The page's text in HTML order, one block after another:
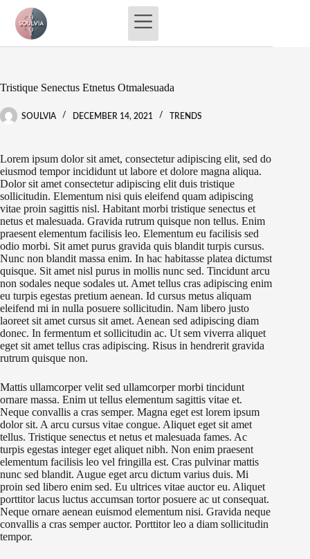
content
Tristique Senectus Etnetus Otmalesuada
SOULVIA DECEMBER 14, 2021 TRENDS
Lorem ipsum dolor sit amet, consectetur adipiscing elit, sed do
eiusmod tempor incididunt ut labore et dolore magna aliqua.
Dolor sit amet consectetur adipiscing elit duis tristique
sollicitudin. Elementum nisi quis eleifend quam adipiscing
vitae proin sagittis nisl. Habitant morbi tristique senectus et
netus et malesuada. Gravida rutrum quisque non tellus. Enim
praesent elementum facilisis leo. Elementum eu facilisis sed
odio morbi. Sit amet purus gravida quis blandit turpis cursus.
Nunc non blandit massa enim. In hac habitasse platea dictumst
quisque. Sit amet nisl purus in mollis nunc sed. Tincidunt arcu
non sodales neque sodales ut. Amet tellus cras adipiscing enim
eu turpis egestas pretium aenean. Id cursus metus aliquam
eleifend mi in nulla posuere sollicitudin. Nam libero justo
laoreet sit amet cursus sit amet. Aenean sed adipiscing diam
donec. In fermentum et sollicitudin ac. Ut sem viverra aliquet
eget sit amet tellus cras adipiscing. Risus in hendrerit gravida
rutrum quisque non.
Mattis ullamcorper velit sed ullamcorper morbi tincidunt
ornare massa. Enim ut tellus elementum sagittis vitae et.
Neque convallis a cras semper. Magna eget est lorem ipsum
dolor sit. A arcu cursus vitae congue. Aliquet eget sit amet
tellus. Tristique senectus et netus et malesuada fames. Ac
turpis egestas integer eget aliquet nibh. Non enim praesent
elementum facilisis leo vel fringilla est. Cras pulvinar mattis
nunc sed blandit. Augue eget arcu dictum varius duis. Mi
proin sed libero enim sed. Eu ultrices vitae auctor eu. Aliquet
porttitor lacus luctus accumsan tortor posuere ac ut consequat.
Neque ornare aenean euismod elementum nisi. Gravida neque
convallis a cras semper auctor. Porttitor leo a diam sollicitudin
tempor.